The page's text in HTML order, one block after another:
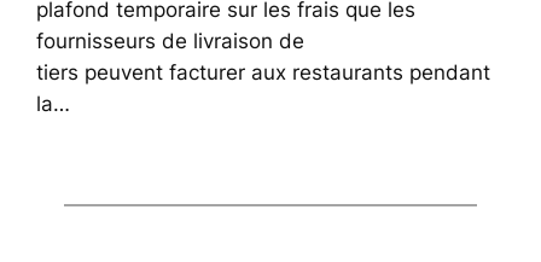
plafond temporaire sur les frais que les
fournisseurs de livraison de
tiers peuvent facturer aux restaurants pendant
la…